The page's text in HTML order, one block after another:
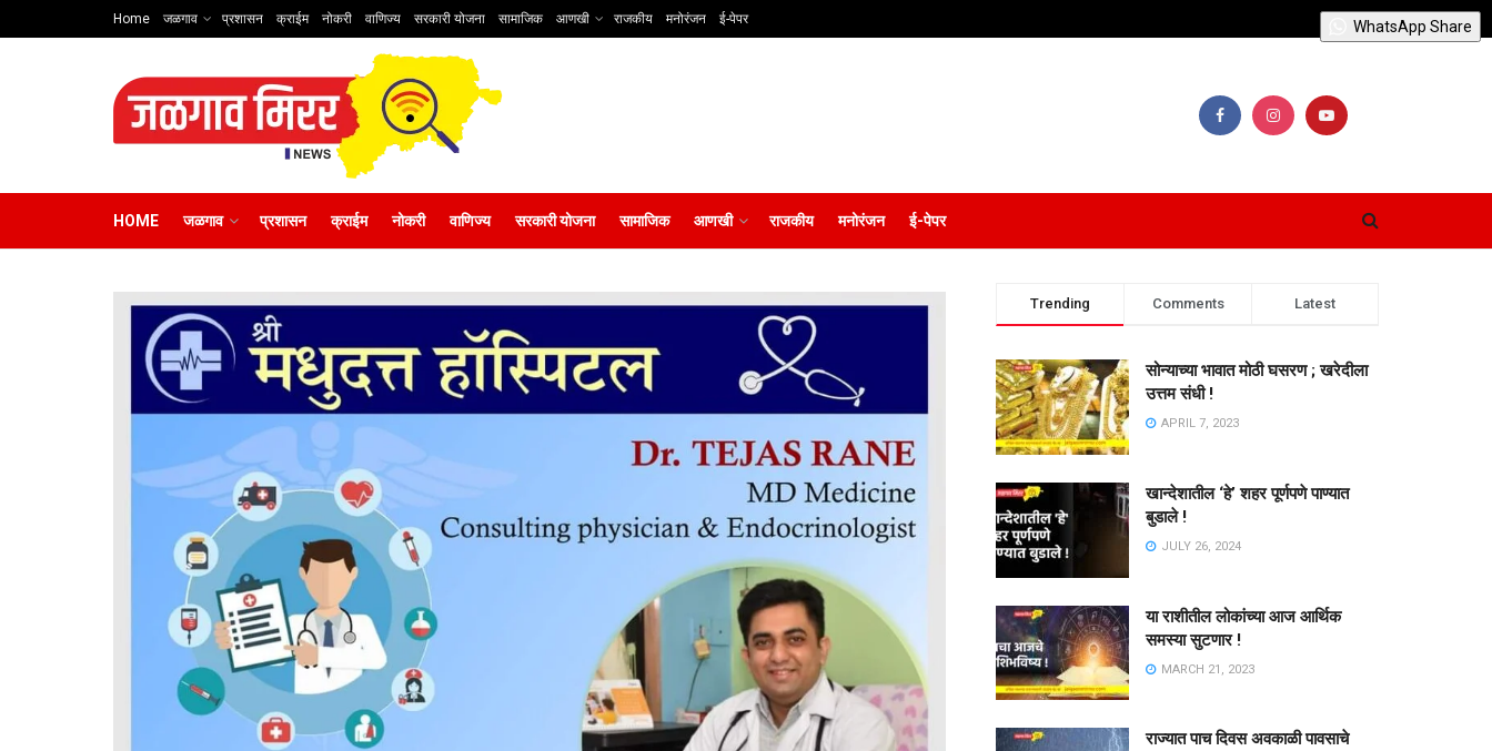
Home जळगाव प्रशासन क्राईम नोकरी वाणिज्य सरकारी योजना सामाजिक आणखी राजकीय मनोरंजन ई-पेपर
HOME जळगाव प्रशासन क्राईम नोकरी वाणिज्य सरकारी योजना सामाजिक आणखी राजकीय मनोरंजन ई-पेपर
Trending Comments Latest
सोन्याच्या भावात मोठी घसरण ; खरेदीला
उत्तम संधी !
APRIL 7, 2023
खान्देशातील ‘हे’ शहर पूर्णपणे पाण्यात
बुडाले !
JULY 26, 2024
या राशीतील लोकांच्या आज आर्थिक
समस्या सुटणार !
MARCH 21, 2023
राज्यात पाच दिवस अवकाळी पावसाचे
WhatsApp Share